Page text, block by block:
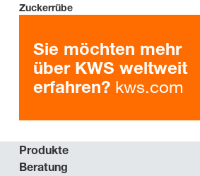
Zuckerrübe
Sie möchten mehr
über KWS weltweit
erfahren? kws.com
Produkte
Beratung